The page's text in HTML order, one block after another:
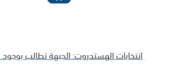
انتخابات الهستدروت: الجبهة تطالب بوجود